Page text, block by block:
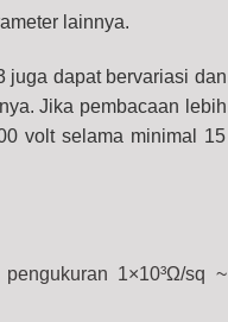
lainnya.
juga dapat bervariasi dan
Jika pembacaan lebih
volt selama minimal 15
pengukuran 1×10³Ω/sq ~